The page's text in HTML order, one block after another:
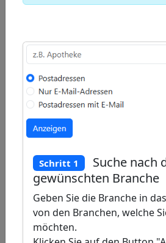
Adressen
von
Bergbahnen
(Seilbahnen)
+
−
Draw
Draw
rectangle
Edit
Schritt 1
Suche nach
gewünschten Branche
Geben Sie die Branche in
von den Branchen, welche
möchten.